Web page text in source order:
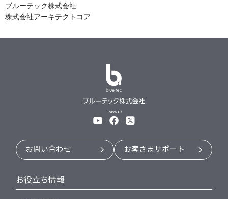
ブルーテック株式会社
株式会社アーキテクトコア
Follow us
お問い合わせ お客さまサポート
お役立ち情報